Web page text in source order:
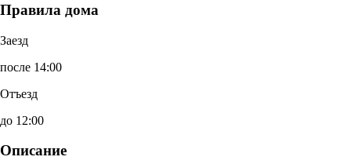
Правила дома
Заезд
после 14:00
Отъезд
до 12:00
Описание